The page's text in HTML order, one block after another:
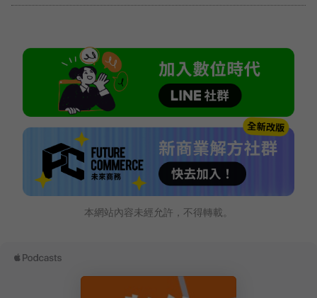
本網站內容未經允許，不得轉載。